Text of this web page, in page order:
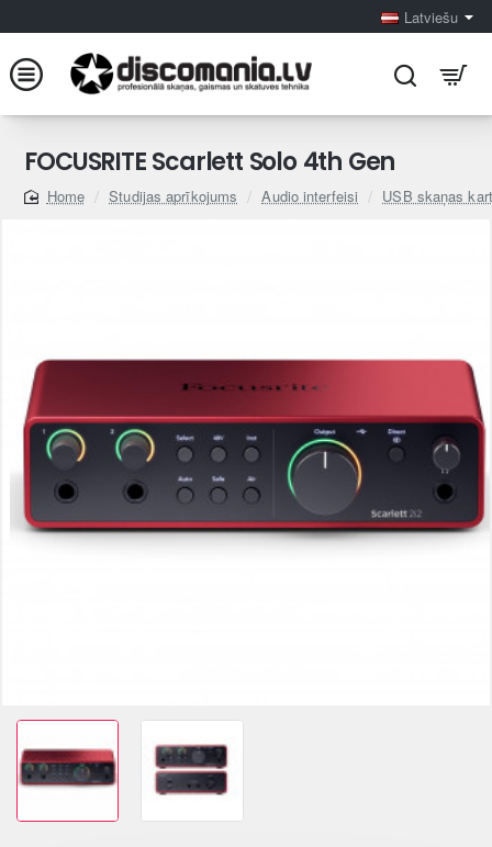
Latviešu
FOCUSRITE Scarlett Solo 4th Gen
home
Studijas aprīkojums Audio interfeisi USB skaņas